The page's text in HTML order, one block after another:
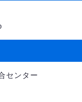
センター